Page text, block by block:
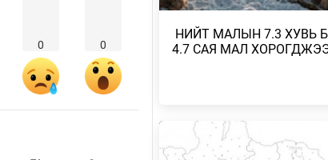
0 0
ВАГОН БУЮУ 5160 ТОНН
ОРЖ ИРЖЭ…
2026/08/03
ХАНГАЙ, ХӨВСГӨЛИЙН
НИЙТ МАЛЫН 7.3 ХУВЬ
4.7 САЯ МАЛ